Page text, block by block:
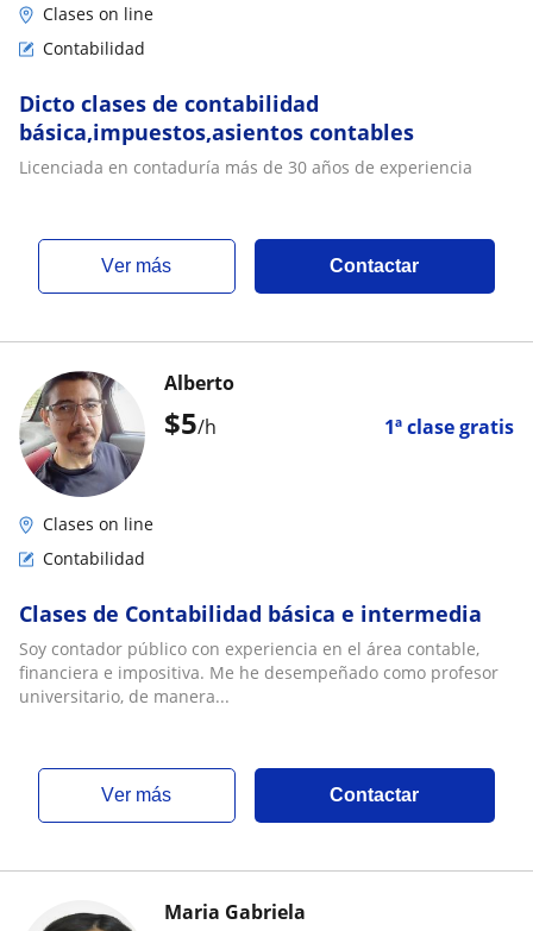
Clases on line
Contabilidad
Dicto clases de contabilidad
básica,impuestos,asientos contables
Licenciada en contaduría más de 30 años de experiencia
ver más Contactar
$5/h 1ª clase gratis
Alberto
Clases on line
Contabilidad
Clases de Contabilidad básica e intermedia
Soy contador público con experiencia en el área contable,
financiera e impositiva. Me he desempeñado como profesor
universitario, de manera...
ver más Contactar
Maria Gabriela